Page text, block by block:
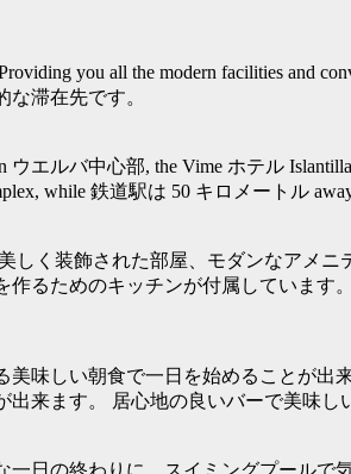
you all the modern facilities and
な滞在先です。
エルバ中心部, the Vime ホテル
while 鉄道駅は 50 キロメートル
しく装飾された部屋、モダンなアメ
作るためのキッチンが付属しています。
美味しい朝食で一日を始めることが出
出来ます。 居心地の良いバーで美味
一日の終わりに、スイミングプールで